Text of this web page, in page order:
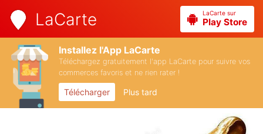
LaCarte LaCarte sur
Play Store
Installez l'App LaCarte
Téléchargez gratuitement l'app LaCarte pour suivre vos
commerces favoris et ne rien rater !
Télécharger Plus tard